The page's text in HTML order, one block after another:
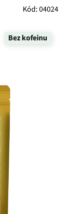
Kód:04024
Bez kofeinu